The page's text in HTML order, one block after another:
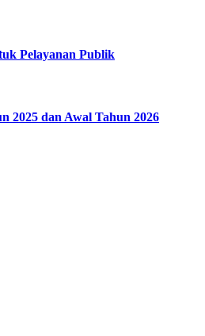
Pelayanan Publik
2025 dan Awal Tahun 2026